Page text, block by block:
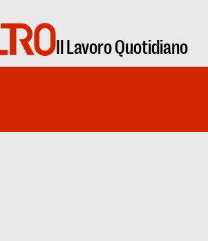
Il Lavoro Quotidiano